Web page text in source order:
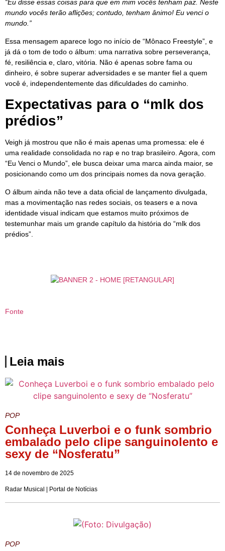
“Eu disse essas coisas para que em mim vocês tenham paz. Neste
mundo vocês terão aflições; contudo, tenham ânimo! Eu venci o
mundo.”
Essa mensagem aparece logo no início de “Mônaco Freestyle”, e
já dá o tom de todo o álbum: uma narrativa sobre perseverança,
fé, resiliência e, claro, vitória. Não é apenas sobre fama ou
dinheiro, é sobre superar adversidades e se manter fiel a quem
você é, independentemente das dificuldades do caminho.
Expectativas para o “mlk dos
prédios”
Veigh já mostrou que não é mais apenas uma promessa: ele é
uma realidade consolidada no rap e no trap brasileiro. Agora, com
“Eu Venci o Mundo”, ele busca deixar uma marca ainda maior, se
posicionando como um dos principais nomes da nova geração.
O álbum ainda não teve a data oficial de lançamento divulgada,
mas a movimentação nas redes sociais, os teasers e a nova
identidade visual indicam que estamos muito próximos de
testemunhar mais um grande capítulo da história do “mlk dos
prédios”.
Fonte
Leia mais
POP
Conheça Luverboi e o funk sombrio
embalado pelo clipe sanguinolento e
sexy de “Nosferatu”
14 de novembro de 2025
Radar Musical | Portal de Notícias
POP